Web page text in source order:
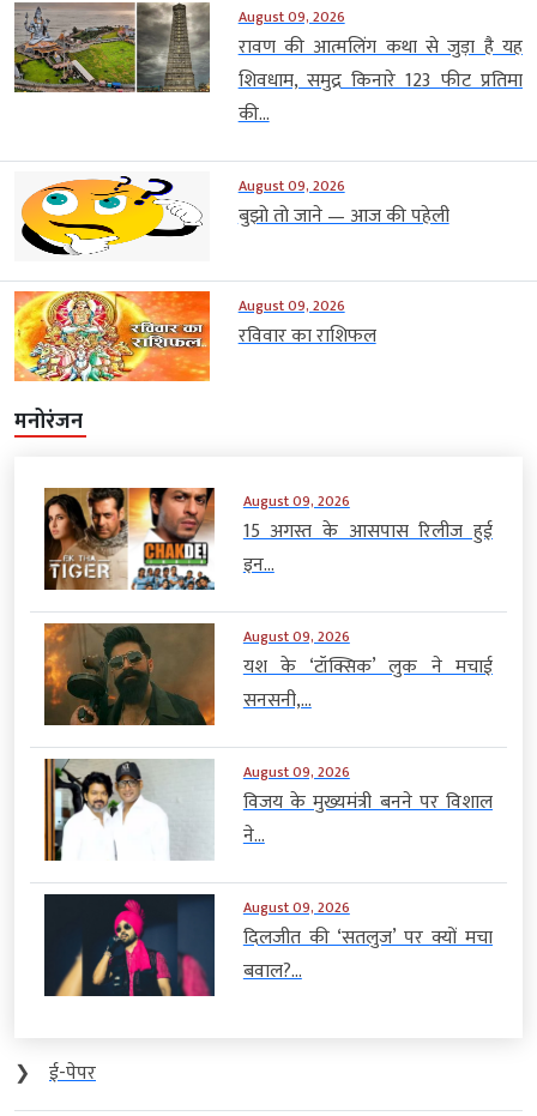
August 09, 2026
रावण की आत्मलिंग कथा से जुड़ा है यह
शिवधाम, समुद्र किनारे 123 फीट प्रतिमा
की...
August 09, 2026
बुझो तो जाने — आज की पहेली
August 09, 2026
रविवार का राशिफल
मनोरंजन
August 09, 2026
15 अगस्त के आसपास रिलीज हुई
इन...
August 09, 2026
यश के ‘टॉक्सिक’ लुक ने मचाई
सनसनी,...
August 09, 2026
विजय के मुख्यमंत्री बनने पर विशाल
ने...
August 09, 2026
दिलजीत की ‘सतलुज’ पर क्यों मचा
बवाल?...
❯
ई-पेपर